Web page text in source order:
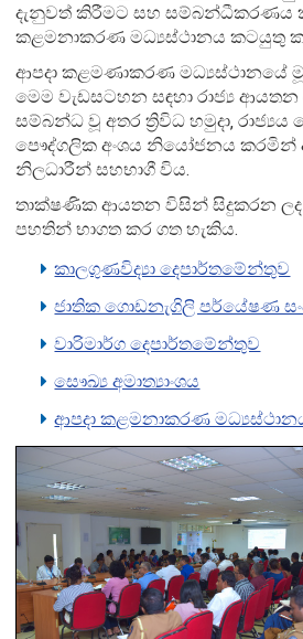
දැනුවත් කිරීමට සහ සම්බන්ධීකරණය
කළමනාකරණ මධ්‍යස්ථානය කටයුතු
ආපදා කළමණාකරණ මධ්‍යස්ථානයේ
මෙම වැඩසටහන සඳහා රාජ්‍ය ආයතන
සම්බන්ධ වූ අතර ත්‍රිවිධ හමුදා‚
පෞද්ගලික අංශය නියෝජනය කරමින්
නිලධාරීන් සහභාගී විය.
තාක්ෂණික ආයතන විසින් සිදුකරන ලද
පහතින් භාගත කර ගත හැකිය.
කාලගුණවිද්‍යා දෙපාර්තමේන්තුව
ජාතික ගොඩනැගිලි පර්යේෂණ
වාරිමාර්ග දෙපාර්තමේන්තුව
සෞඛ්‍ය අමාත්‍යාංශය
ආපදා කළමනාකරණ